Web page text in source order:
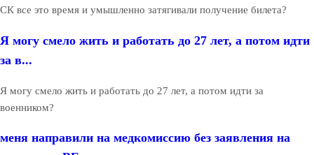
СК все это время и умышленно затягивали получение билета?
Я могу смело жить и работать до 27 лет, а потом идти
за в...
Я могу смело жить и работать до 27 лет, а потом идти за
военником?
меня направили на медкомиссию без заявления на